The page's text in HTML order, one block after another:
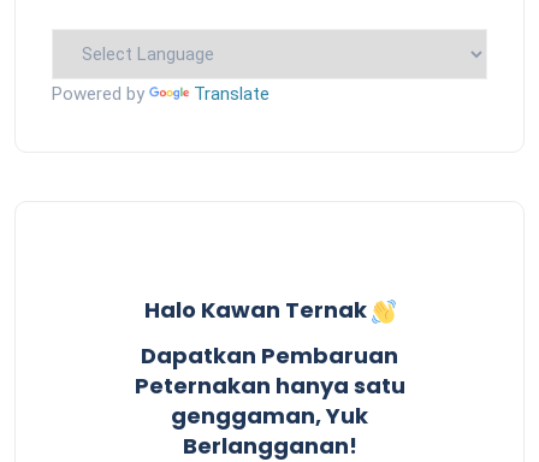
Powered by Translate
Halo Kawan Ternak
Dapatkan Pembaruan
Peternakan hanya satu
genggaman, Yuk
Berlangganan!